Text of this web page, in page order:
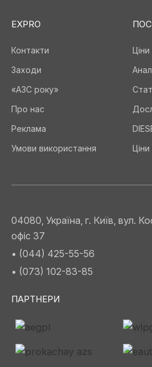
EXPRO
Контакти
Заходи
«АЗС року»
Про нас
Реклама
Умови використання
04080, Україна, г. Київ, вул.
офіс 37
• (044) 425-55-56
• (073) 102-83-85
ПАРТНЕРИ